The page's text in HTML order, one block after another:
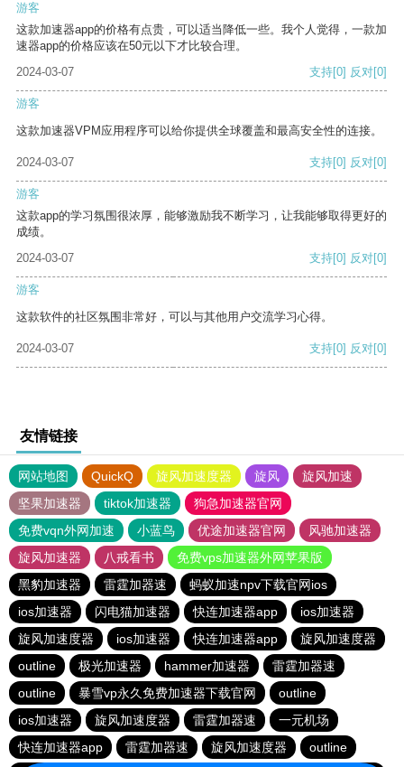
游客
这款加速器app的价格有点贵，可以适当降低一些。我个人觉得，一款加
速器app的价格应该在50元以下才比较合理。
2024-03-07
支持[0] 反对[0]
游客
这款加速器VPM应用程序可以给你提供全球覆盖和最高安全性的连接。
2024-03-07 支持[0] 反对[0]
游客
这款app的学习氛围很浓厚，能够激励我不断学习，让我能够取得更好的
成绩。
2024-03-07
支持[0] 反对[0]
游客
这款软件的社区氛围非常好，可以与其他用户交流学习心得。
2024-03-07 支持[0] 反对[0]
友情链接
网站地图 QuickQ 旋风加速度器 旋风
旋风加速
坚果加速器
tiktok加速器
狗急加速器官网
免费vqn外网加速
小蓝鸟 优途加速器官网
风驰加速器
旋风加速器
八戒看书
免费vps加速器外网苹果版
黑豹加速器
雷霆加器速
蚂蚁加速npv下载官网ios
ios加速器
闪电猫加速器 快连加速器app
ios加速器
旋风加速度器
ios加速器 快连加速器app
旋风加速度器
outline
极光加速器 hammer加速器
雷霆加器速
outline
暴雪vp永久免费加速器下载官网
outline
ios加速器
旋风加速度器 雷霆加器速
一元机场
快连加速器app
雷霆加器速 旋风加速度器 outline